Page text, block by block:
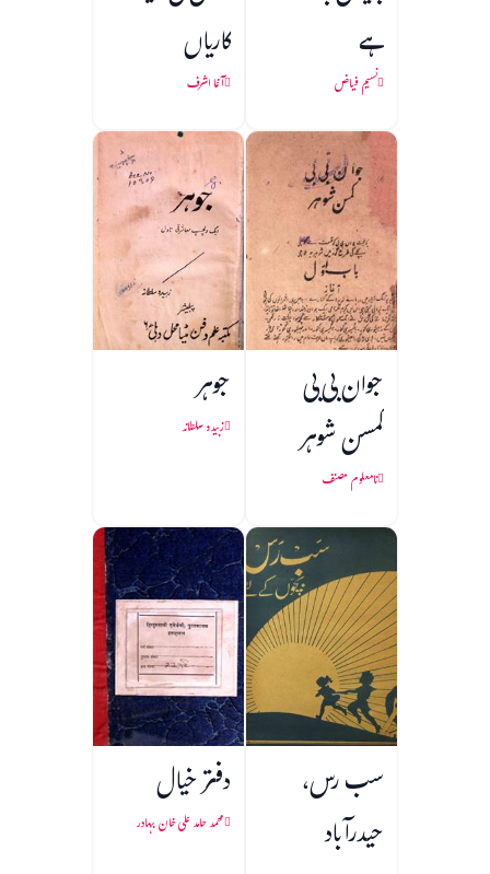
ہے
نسیم فیاض
کاریاں
آغا اشرف
جوان بی بی
کمسن شوہر
نامعلوم مصنف
جوہر
زبیدہ سلطانہ
سب رس،
حیدرآباد
دفتر خیال
محمد حامد علی خان بہادر